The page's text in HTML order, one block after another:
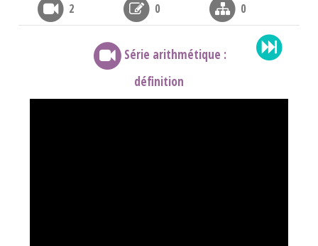
2 0 0
Série arithmétique :
définition